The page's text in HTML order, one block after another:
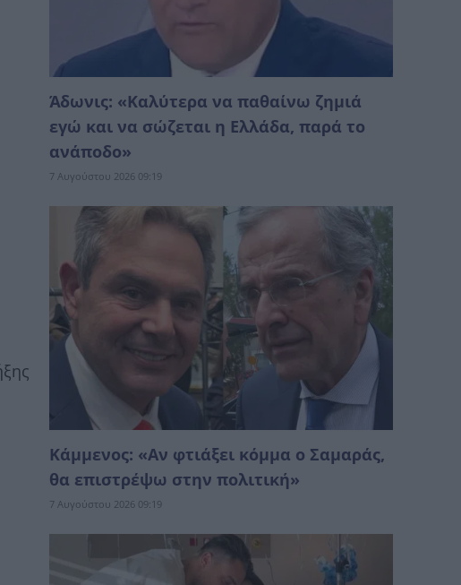
Άδωνις: «Καλύτερα να παθαίνω ζημιά
εγώ και να σώζεται η Ελλάδα, παρά το
ανάπoδο»
7 Αυγούστου 2026 09:19
Κάμμενος: «Αν φτιάξει κόμμα ο Σαμαράς,
θα επιστρέψω στην πολιτική»
7 Αυγούστου 2026 09:19